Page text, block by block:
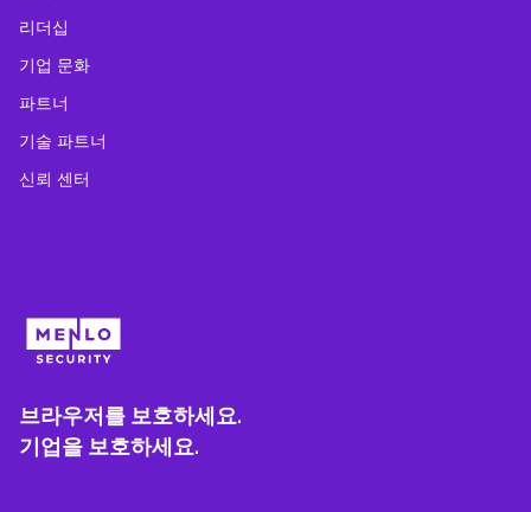
리더십
기업 문화
파트너
기술 파트너
신뢰 센터
브라우저를 보호하세요.
기업을 보호하세요.